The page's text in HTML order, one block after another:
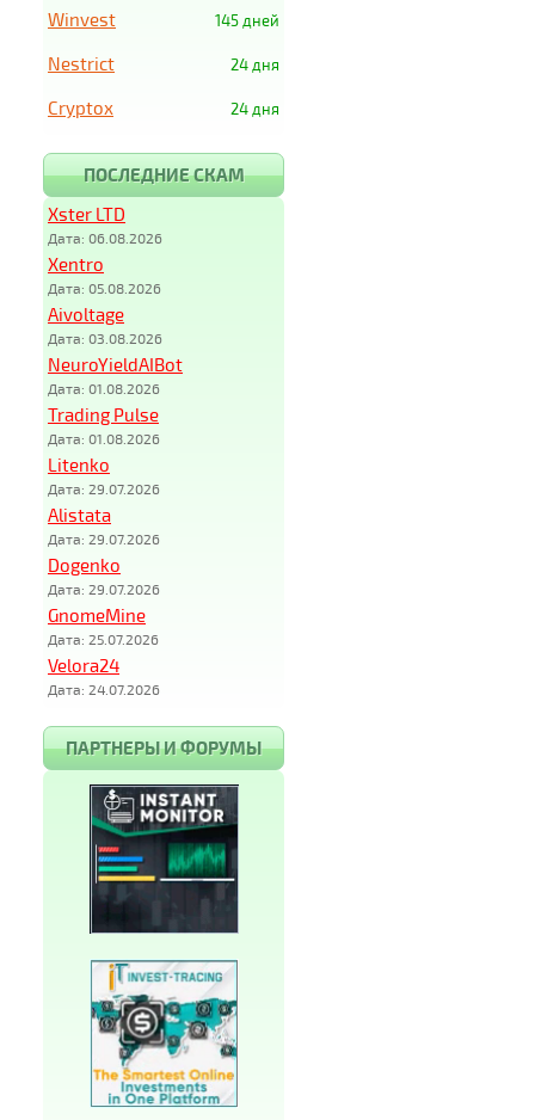
145 дней
Winvest
24 дня
Nestrict
24 дня
Cryptox
ПОСЛЕДНИЕ СКАМ
Xster LTD
Дата: 06.08.2026
Xentro
Дата: 05.08.2026
Aivoltage
Дата: 03.08.2026
NeuroYieldAIBot
Дата: 01.08.2026
Trading Pulse
Дата: 01.08.2026
Litenko
Дата: 29.07.2026
Alistata
Дата: 29.07.2026
Dogenko
Дата: 29.07.2026
GnomeMine
Дата: 25.07.2026
Velora24
Дата: 24.07.2026
ПАРТНЕРЫ И ФОРУМЫ